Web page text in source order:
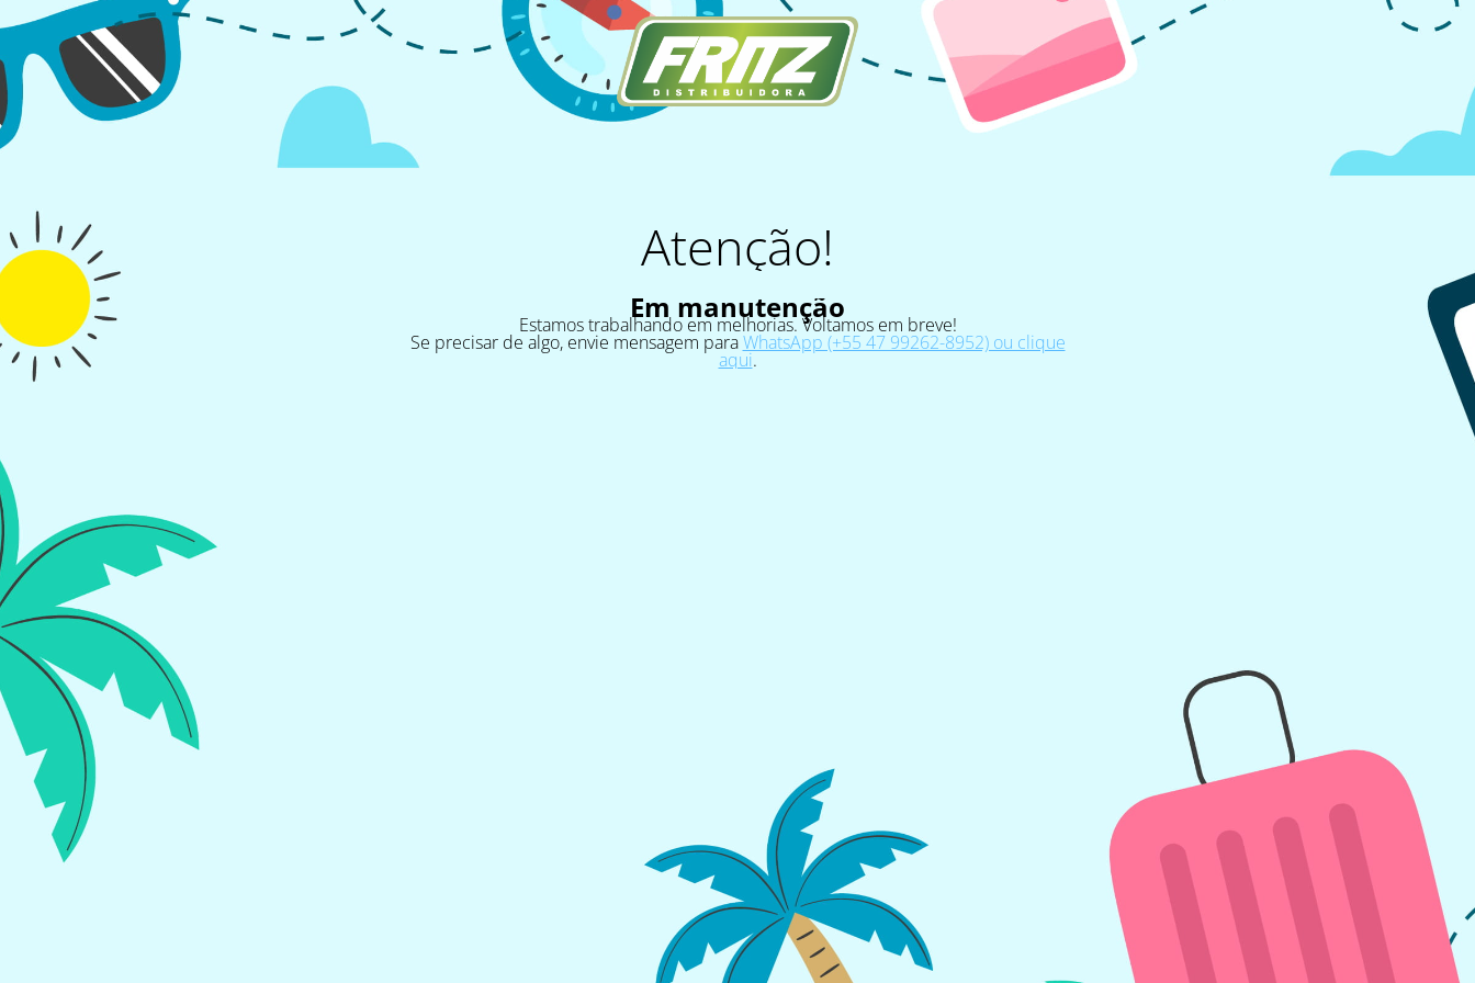
Atenção!
Em manutenção
Estamos trabalhando em melhorias. Voltamos em breve!
Se precisar de algo, envie mensagem paraWhatsApp (+55 47 99262-8952) ou clique
aqui.